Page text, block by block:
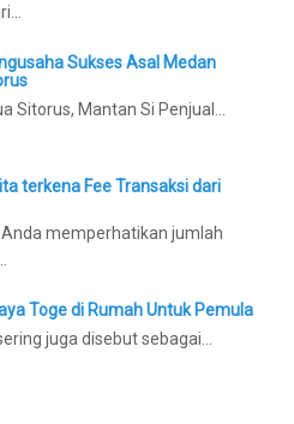
Sukses Asal Medan
Sitorus, Mantan Si Penjual…
terkena Fee Transaksi dari
memperhatikan jumlah
Toge di Rumah Untuk Pemula
juga disebut sebagai…